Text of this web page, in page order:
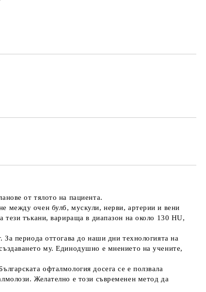
от тялото на пациента.
между очен булб, мускули, нерви, артерии и вени
тези тъкани, варираща в диапазон на около 130 НU,
периода оттогава до наши дни технологията на
му. Единодушно е мнението на учените,
офталмология досега се е ползвала
Желателно е този съвременен метод да